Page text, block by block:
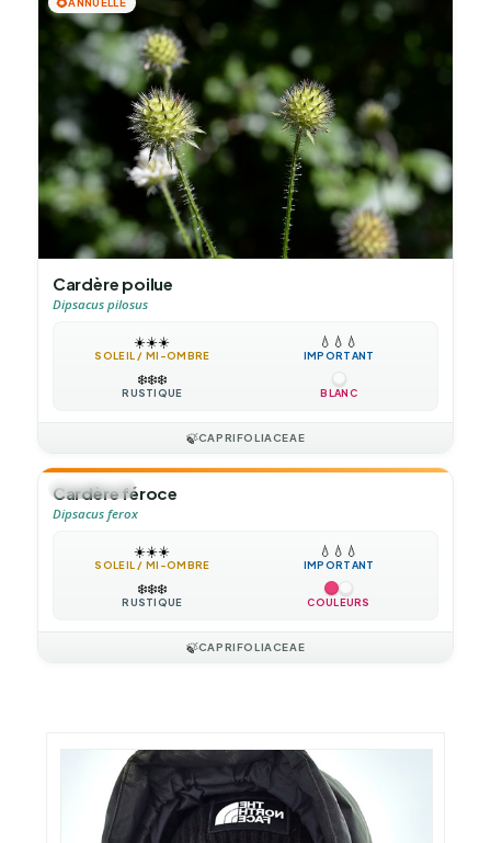
Cardère poilue
Dipsacus pilosus
☀️☀️☀️
SOLEIL / MI-OMBRE
💧 💧 💧
IMPORTANT
❄️❄️❄️
RUSTIQUE BLANC
🍃CAPRIFOLIACEAE
🌻ANNUELLE
Cardère féroce
Dipsacus ferox
☀️☀️☀️
SOLEIL / MI-OMBRE
💧 💧 💧
IMPORTANT
❄️❄️❄️
RUSTIQUE COULEURS
🍃CAPRIFOLIACEAE